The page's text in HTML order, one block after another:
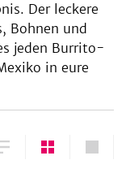
Der leckere
Bohnen und
jeden Burrito-
in eure